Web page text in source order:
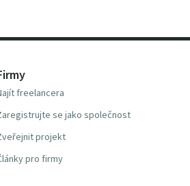
freelancera
se jako společnost
projekt
pro firmy